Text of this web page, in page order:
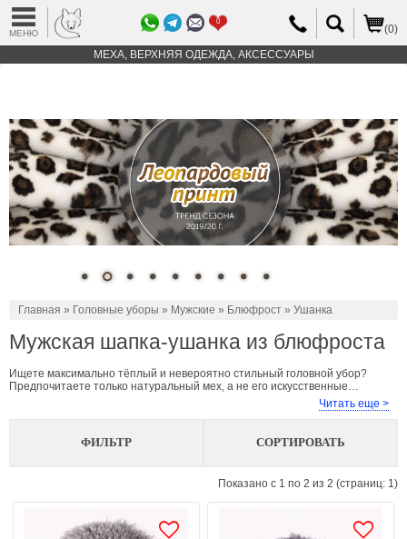
МЕНЮ
0
(0)
МЕХА, ВЕРХНЯЯ ОДЕЖДА, АКСЕССУАРЫ
Главная » Головные уборы » Мужские » Блюфрост » Ушанка
Мужская шапка-ушанка из блюфроста
Ищете максимально тёплый и невероятно стильный головной убор?
Предпочитаете только натуральный мех, а не его искусственные
заменители? <!--noindex-->Тогда рекомендуем купить мужскую ушанку
“блюфрост”<!--/noindex-->. Она на 100% справляется с главной задачей –
достаточно важно, если вы живёте в таком модном регионе как Москва или
в таком холодном, как Сибирь.
Читать еще >
ФИЛЬТР СОРТИРОВАТЬ
Показано с 1 по 2 из 2 (страниц: 1)